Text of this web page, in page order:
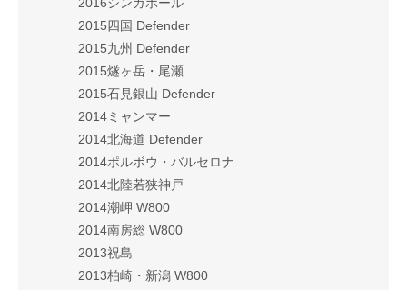
2015四国 Defender
2015九州 Defender
2015燧ヶ岳・尾瀬
2015石見銀山 Defender
2014ミャンマー
2014北海道 Defender
2014ポルボウ・バルセロナ
2014北陸若狭神戸
2014潮岬 W800
2014南房総 W800
2013祝島
2013柏崎・新潟 W800